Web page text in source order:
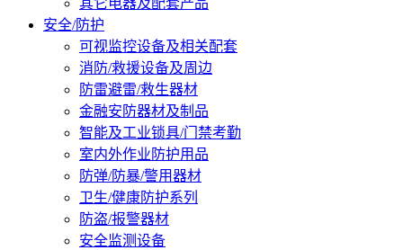
其它电器及配套产品
安全/防护
可视监控设备及相关配套
消防/救援设备及周边
防雷避雷/救生器材
金融安防器材及制品
智能及工业锁具/门禁考勤
室内外作业防护用品
防弹/防暴/警用器材
卫生/健康防护系列
防盗/报警器材
安全监测设备